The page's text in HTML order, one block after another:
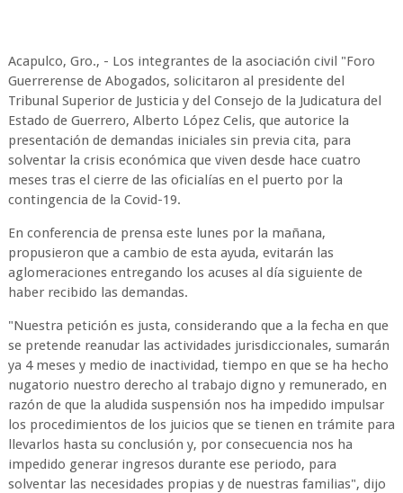
Acapulco, Gro., - Los integrantes de la asociación civil "Foro
Guerrerense de Abogados, solicitaron al presidente del
Tribunal Superior de Justicia y del Consejo de la Judicatura del
Estado de Guerrero, Alberto López Celis, que autorice la
presentación de demandas iniciales sin previa cita, para
solventar la crisis económica que viven desde hace cuatro
meses tras el cierre de las oficialías en el puerto por la
contingencia de la Covid-19.
En conferencia de prensa este lunes por la mañana,
propusieron que a cambio de esta ayuda, evitarán las
aglomeraciones entregando los acuses al día siguiente de
haber recibido las demandas.
"Nuestra petición es justa, considerando que a la fecha en que
se pretende reanudar las actividades jurisdiccionales, sumarán
ya 4 meses y medio de inactividad, tiempo en que se ha hecho
nugatorio nuestro derecho al trabajo digno y remunerado, en
razón de que la aludida suspensión nos ha impedido impulsar
los procedimientos de los juicios que se tienen en trámite para
llevarlos hasta su conclusión y, por consecuencia nos ha
impedido generar ingresos durante ese periodo, para
solventar las necesidades propias y de nuestras familias", dijo